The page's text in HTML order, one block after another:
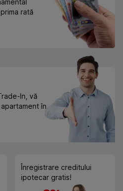
rată
In, vă
în
Înregistrare creditului
ipotecar gratis!